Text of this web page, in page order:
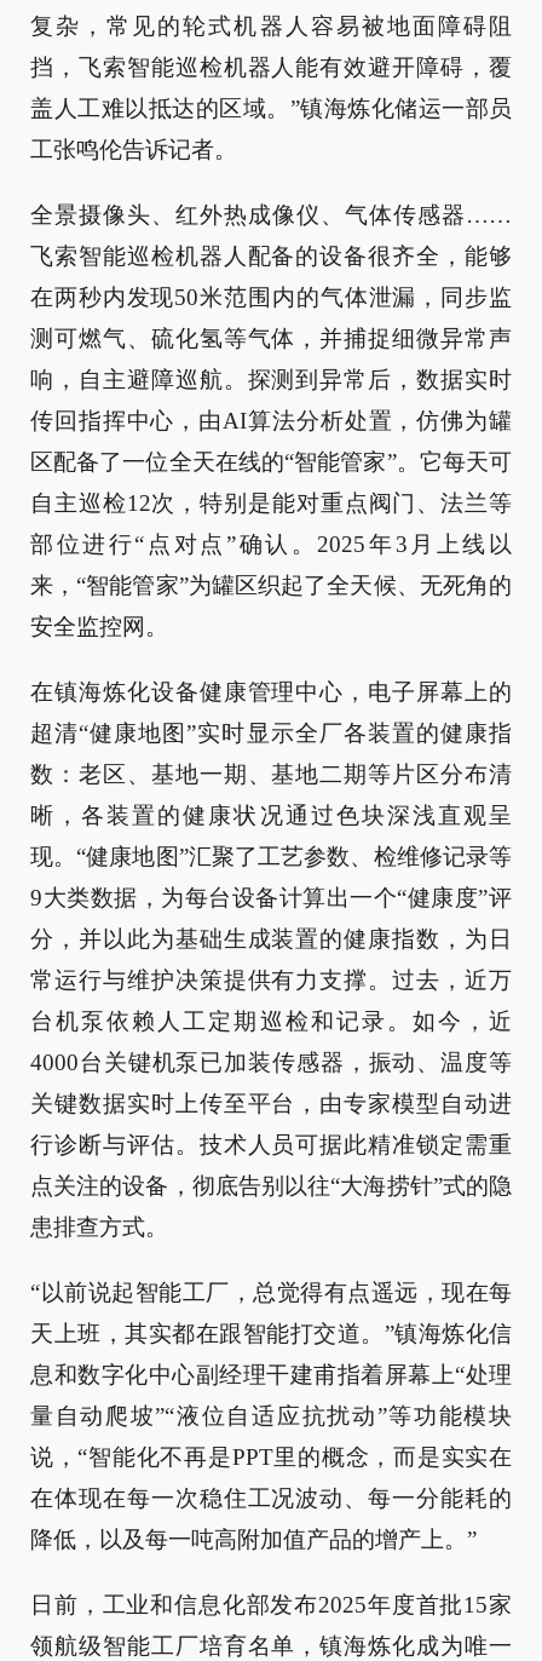
复杂，常见的轮式机器人容易被地面障碍阻
挡，飞索智能巡检机器人能有效避开障碍，覆
盖人工难以抵达的区域。”镇海炼化储运一部员
工张鸣伦告诉记者。
全景摄像头、红外热成像仪、气体传感器……
飞索智能巡检机器人配备的设备很齐全，能够
在两秒内发现50米范围内的气体泄漏，同步监
测可燃气、硫化氢等气体，并捕捉细微异常声
响，自主避障巡航。探测到异常后，数据实时
传回指挥中心，由AI算法分析处置，仿佛为罐
区配备了一位全天在线的“智能管家”。它每天可
自主巡检12次，特别是能对重点阀门、法兰等
部位进行“点对点”确认。2025年3月上线以
来，“智能管家”为罐区织起了全天候、无死角的
安全监控网。
在镇海炼化设备健康管理中心，电子屏幕上的
超清“健康地图”实时显示全厂各装置的健康指
数：老区、基地一期、基地二期等片区分布清
晰，各装置的健康状况通过色块深浅直观呈
现。“健康地图”汇聚了工艺参数、检维修记录等
9大类数据，为每台设备计算出一个“健康度”评
分，并以此为基础生成装置的健康指数，为日
常运行与维护决策提供有力支撑。过去，近万
台机泵依赖人工定期巡检和记录。如今，近
4000台关键机泵已加装传感器，振动、温度等
关键数据实时上传至平台，由专家模型自动进
行诊断与评估。技术人员可据此精准锁定需重
点关注的设备，彻底告别以往“大海捞针”式的隐
患排查方式。
“以前说起智能工厂，总觉得有点遥远，现在每
天上班，其实都在跟智能打交道。”镇海炼化信
息和数字化中心副经理干建甫指着屏幕上“处理
量自动爬坡”“液位自适应抗扰动”等功能模块
说，“智能化不再是PPT里的概念，而是实实在
在体现在每一次稳住工况波动、每一分能耗的
降低，以及每一吨高附加值产品的增产上。”
日前，工业和信息化部发布2025年度首批15家
领航级智能工厂培育名单，镇海炼化成为唯一